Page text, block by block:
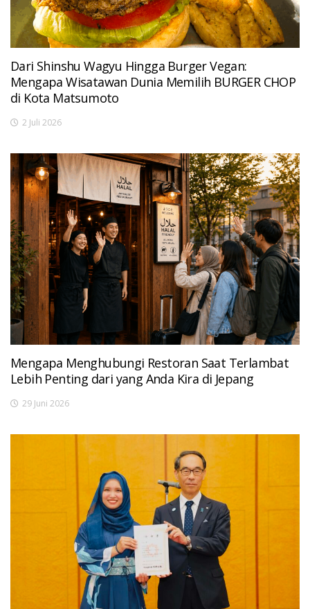
Dari Shinshu Wagyu Hingga Burger Vegan:
Mengapa Wisatawan Dunia Memilih BURGER CHOP
di Kota Matsumoto
2 Juli 2026
Mengapa Menghubungi Restoran Saat Terlambat
Lebih Penting dari yang Anda Kira di Jepang
29 Juni 2026